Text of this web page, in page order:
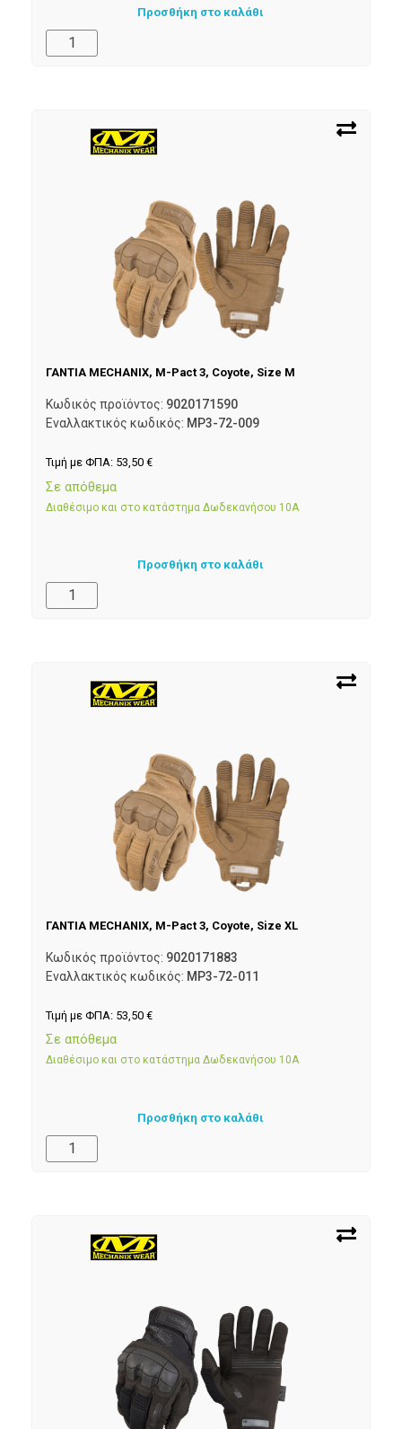
Προσθήκη στο καλάθι
ΓΑΝΤΙΑ MECHANIX, M-Pact 3, Coyote, Size M
Κωδικός προϊόντος: 9020171590
Εναλλακτικός κωδικός: MP3-72-009
Τιμή με ΦΠΑ: 53,50 €
Σε απόθεμα
Διαθέσιμο και στο κατάστημα Δωδεκανήσου 10Α
Προσθήκη στο καλάθι
ΓΑΝΤΙΑ MECHANIX, M-Pact 3, Coyote, Size XL
Κωδικός προϊόντος: 9020171883
Εναλλακτικός κωδικός: MP3-72-011
Τιμή με ΦΠΑ: 53,50 €
Σε απόθεμα
Διαθέσιμο και στο κατάστημα Δωδεκανήσου 10Α
Προσθήκη στο καλάθι